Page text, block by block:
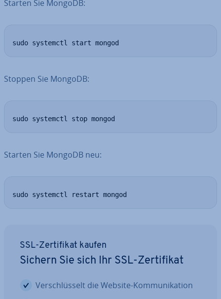
Starten Sie MongoDB:
sudo systemctl start mongod
Stoppen Sie MongoDB:
sudo systemctl stop mongod
Starten Sie MongoDB neu:
sudo systemctl restart mongod
SSL-Zer­ti­fi­kat kaufen
Sichern Sie sich Ihr SSL-Zer­ti­fi­kat
Ver­schlüs­selt die Website-Kom­mu­ni­ka­ti­on